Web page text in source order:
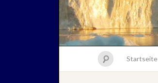
Startseite